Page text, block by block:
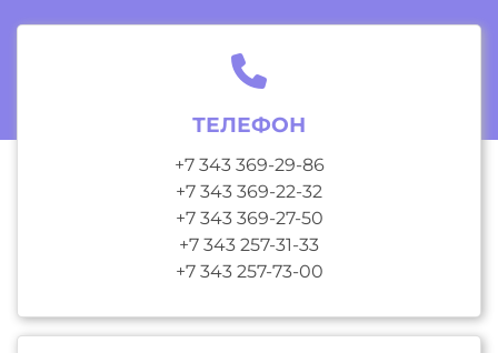
ТЕЛЕФОН
+7 343 369-29-86
+7 343 369-22-32
+7 343 369-27-50
+7 343 257-31-33
+7 343 257-73-00